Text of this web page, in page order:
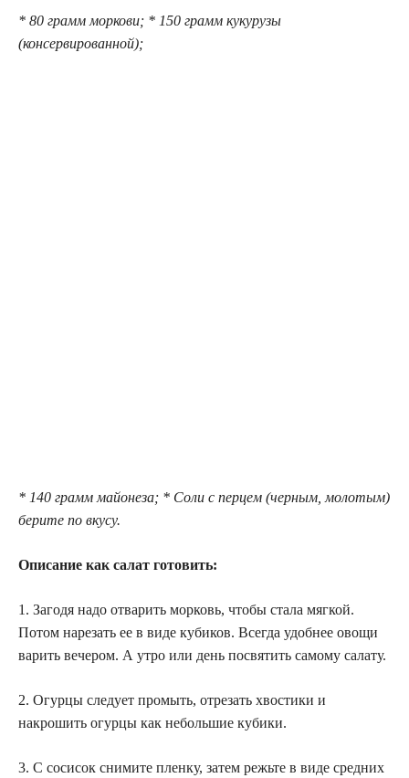
* 80 грамм моркови; * 150 грамм кукурузы
(консервированной);
* 140 грамм майонеза; * Соли с перцем (черным, молотым)
берите по вкусу.
Описание как салат готовить:
1. Загодя надо отварить морковь, чтобы стала мягкой.
Потом нарезать ее в виде кубиков. Всегда удобнее овощи
варить вечером. А утро или день посвятить самому салату.
2. Огурцы следует промыть, отрезать хвостики и
накрошить огурцы как небольшие кубики.
3. С сосисок снимите пленку, затем режьте в виде средних